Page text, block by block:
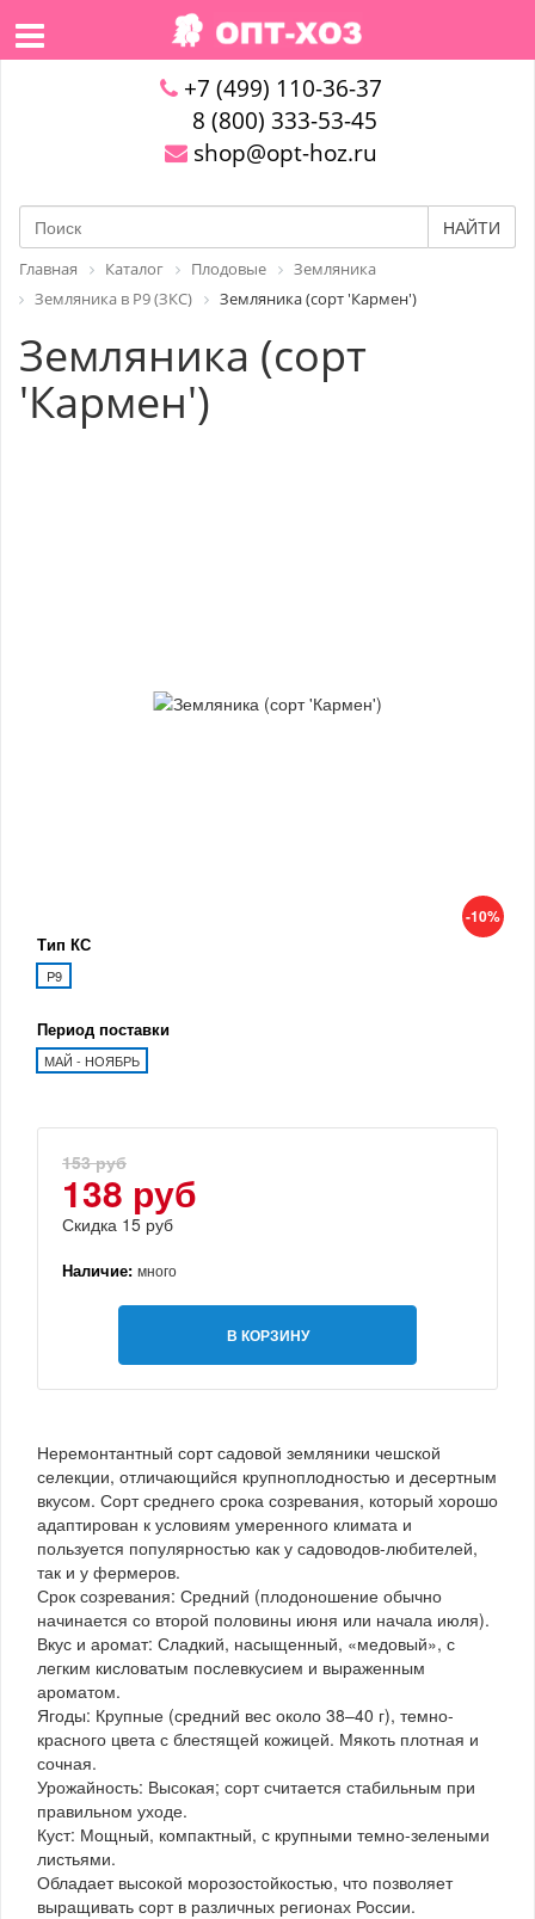
+7 (499) 110-36-37
8 (800) 333-53-45
shop@opt-hoz.ru
НАЙТИ
Главная Каталог Плодовые
Земляника
Земляника в P9 (ЗКС)
Земляника (сорт 'Кармен')
Земляника (сорт
'Кармен')
-10%
Тип КС
P9
Период поставки
МАЙ - НОЯБРЬ
153 руб
138 руб
Скидка 15 руб
Наличие: много
В КОРЗИНУ
Неремонтантный сорт садовой земляники чешской
селекции, отличающийся крупноплодностью и десертным
вкусом. Сорт среднего срока созревания, который хорошо
адаптирован к условиям умеренного климата и
пользуется популярностью как у садоводов-любителей,
так и у фермеров.
Срок созревания: Средний (плодоношение обычно
начинается со второй половины июня или начала июля).
Вкус и аромат: Сладкий, насыщенный, «медовый», с
легким кисловатым послевкусием и выраженным
ароматом.
Ягоды: Крупные (средний вес около 38–40 г), темно-
красного цвета с блестящей кожицей. Мякоть плотная и
сочная.
Урожайность: Высокая; сорт считается стабильным при
правильном уходе.
Куст: Мощный, компактный, с крупными темно-зелеными
листьями.
Обладает высокой морозостойкостью, что позволяет
выращивать сорт в различных регионах России.